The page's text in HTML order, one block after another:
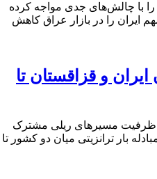
را با چالش‌های جدی مواجه کرده
ایران را در بازار عراق کاهش
ایران و قزاقستان تا
ظرفیت مسیرهای ریلی مشترک
بار ترانزیتی میان دو کشور تا